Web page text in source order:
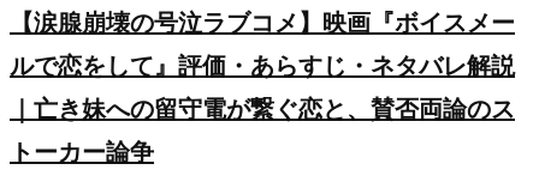
【涙腺崩壊の号泣ラブコメ】映画『ボイスメー
ルで恋をして』評価・あらすじ・ネタバレ解説
｜亡き妹への留守電が繋ぐ恋と、賛否両論のス
トーカー論争